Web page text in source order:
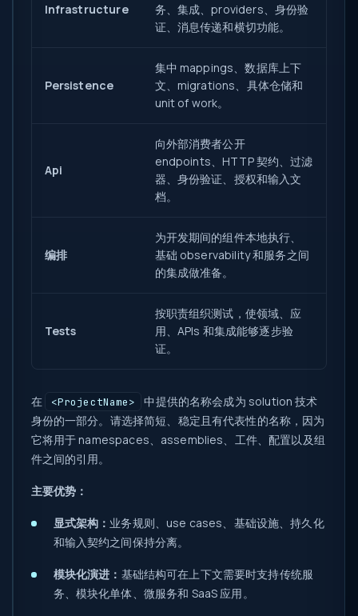
Infrastructure
务、集成、providers、身份验
证、消息传递和横切功能。
Persistence
集中 mappings、数据库上下
文、migrations、具体仓储和
unit of work。
Api
向外部消费者公开
endpoints、HTTP 契约、过滤
器、身份验证、授权和输入文
档。
编排
为开发期间的组件本地执行、
基础 observability 和服务之间
的集成做准备。
Tests
按职责组织测试，使领域、应
用、APIs 和集成能够逐步验
证。
在 <ProjectName>
中提供的名称会成为 solution 技术
身份的一部分。请选择简短、稳定且有代表性的名称，因为
它将用于 namespaces、assemblies、工件、配置以及组
件之间的引用。
主要优势：
显式架构： 业务规则、use cases、基础设施、持久化
和输入契约之间保持分离。
模块化演进： 基础结构可在上下文需要时支持传统服
务、模块化单体、微服务和 SaaS 应用。